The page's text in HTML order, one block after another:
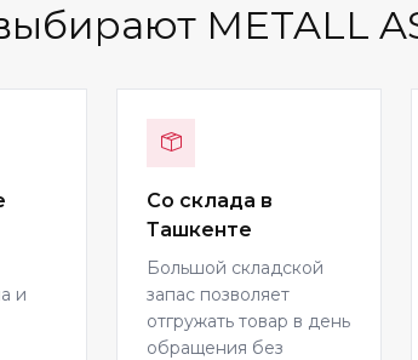
METALL
и
Со склада в
Ташкенте
Большой складской
запас позволяет
отгружать товар в день
обращения без